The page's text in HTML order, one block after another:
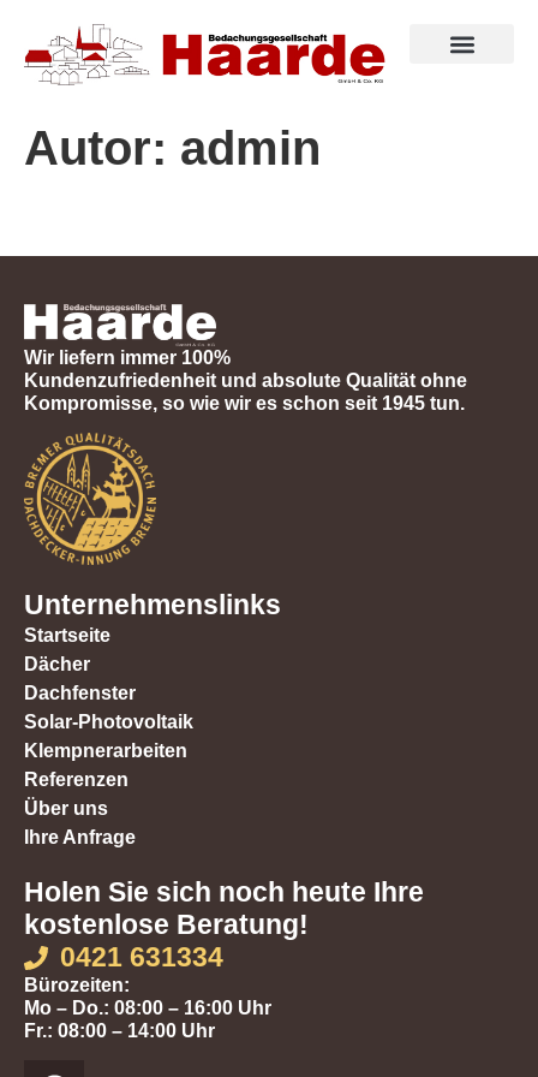
Autor: admin
Wir liefern immer 100%
Kundenzufriedenheit und absolute Qualität ohne
Kompromisse, so wie wir es schon seit 1945 tun.
Unternehmenslinks
Startseite
Dächer
Dachfenster
Solar-Photovoltaik
Klempnerarbeiten
Referenzen
Über uns
Ihre Anfrage
Holen Sie sich noch heute Ihre
kostenlose Beratung!
0421 631334
Bürozeiten:
Mo – Do.: 08:00 – 16:00 Uhr
Fr.: 08:00 – 14:00 Uhr